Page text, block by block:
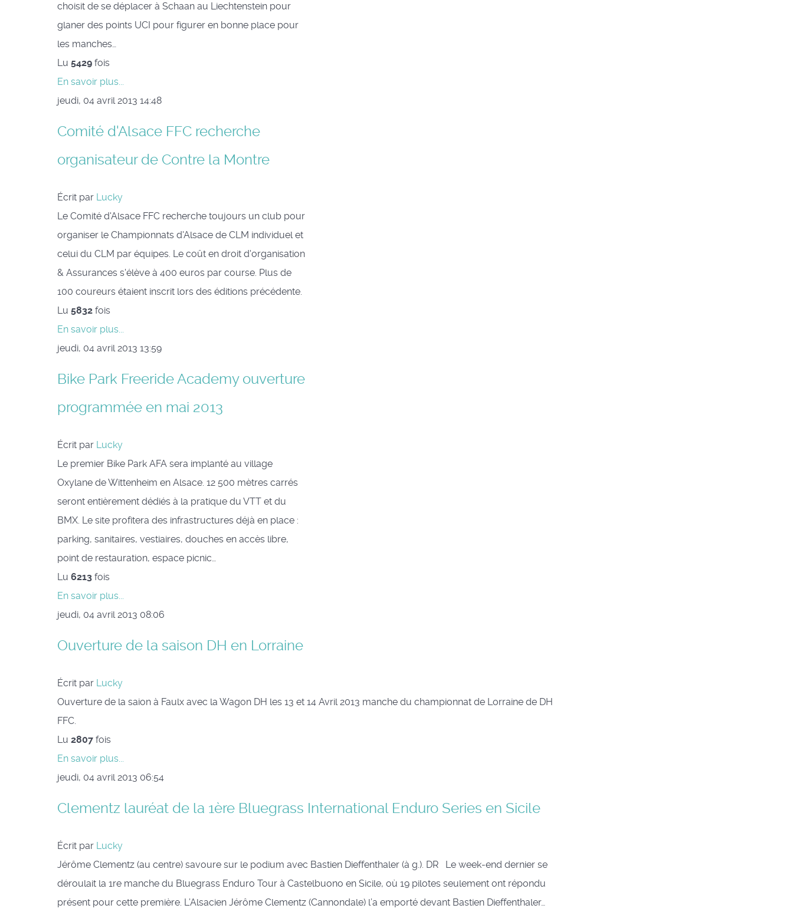
choisit de se déplacer à Schaan au Liechtenstein pour
glaner des points UCI pour figurer en bonne place pour
les manches…
Lu 5429 fois
En savoir plus...
jeudi, 04 avril 2013 14:48
Comité d'Alsace FFC recherche
organisateur de Contre la Montre
Écrit par Lucky
Le Comité d'Alsace FFC recherche toujours un club pour
organiser le Championnats d'Alsace de CLM individuel et
celui du CLM par équipes. Le coût en droit d'organisation
& Assurances s'élève à 400 euros par course. Plus de
100 coureurs étaient inscrit lors des éditions précédente.
Lu 5832 fois
En savoir plus...
jeudi, 04 avril 2013 13:59
Bike Park Freeride Academy ouverture
programmée en mai 2013
Écrit par Lucky
Le premier Bike Park AFA sera implanté au village
Oxylane de Wittenheim en Alsace. 12 500 mètres carrés
seront entièrement dédiés à la pratique du VTT et du
BMX. Le site profitera des infrastructures déjà en place :
parking, sanitaires, vestiaires, douches en accès libre,
point de restauration, espace picnic…
Lu 6213 fois
En savoir plus...
jeudi, 04 avril 2013 08:06
Ouverture de la saison DH en Lorraine
Écrit par Lucky
Ouverture de la saion à Faulx avec la Wagon DH les 13 et 14 Avril 2013 manche du championnat de Lorraine de DH
FFC.
Lu 2807 fois
En savoir plus...
jeudi, 04 avril 2013 06:54
Clementz lauréat de la 1ère Bluegrass International Enduro Series en Sicile
Écrit par Lucky
Jérôme Clementz (au centre) savoure sur le podium avec Bastien Dieffenthaler (à g.). DR Le week-end dernier se
déroulait la 1re manche du Bluegrass Enduro Tour à Castelbuono en Sicile, où 19 pilotes seulement ont répondu
présent pour cette première. L’Alsacien Jérôme Clementz (Cannondale) l’a emporté devant Bastien Dieffenthaler…